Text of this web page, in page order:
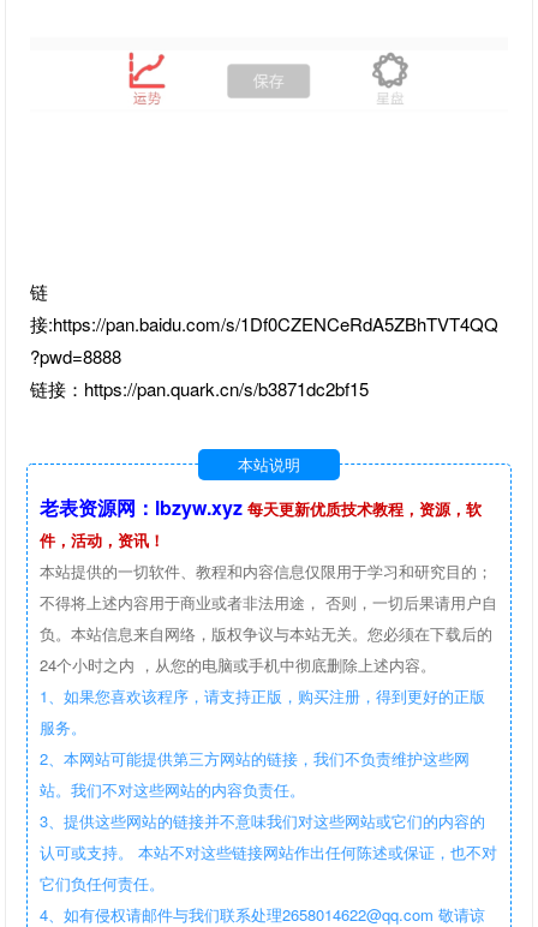
链
接:https://pan.baidu.com/s/1Df0CZENCeRdA5ZBhTVT4QQ
?pwd=8888
链接：https://pan.quark.cn/s/b3871dc2bf15
本站说明
老表资源网：lbzyw.xyz 每天更新优质技术教程，资源，软
件，活动，资讯！
本站提供的一切软件、教程和内容信息仅限用于学习和研究目的；
不得将上述内容用于商业或者非法用途， 否则，一切后果请用户自
负。本站信息来自网络，版权争议与本站无关。您必须在下载后的
24个小时之内 ，从您的电脑或手机中彻底删除上述内容。
1、如果您喜欢该程序，请支持正版，购买注册，得到更好的正版
服务。
2、本网站可能提供第三方网站的链接，我们不负责维护这些网
站。我们不对这些网站的内容负责任。
3、提供这些网站的链接并不意味我们对这些网站或它们的内容的
认可或支持。 本站不对这些链接网站作出任何陈述或保证，也不对
它们负任何责任。
4、如有侵权请邮件与我们联系处理2658014622@qq.com 敬请谅